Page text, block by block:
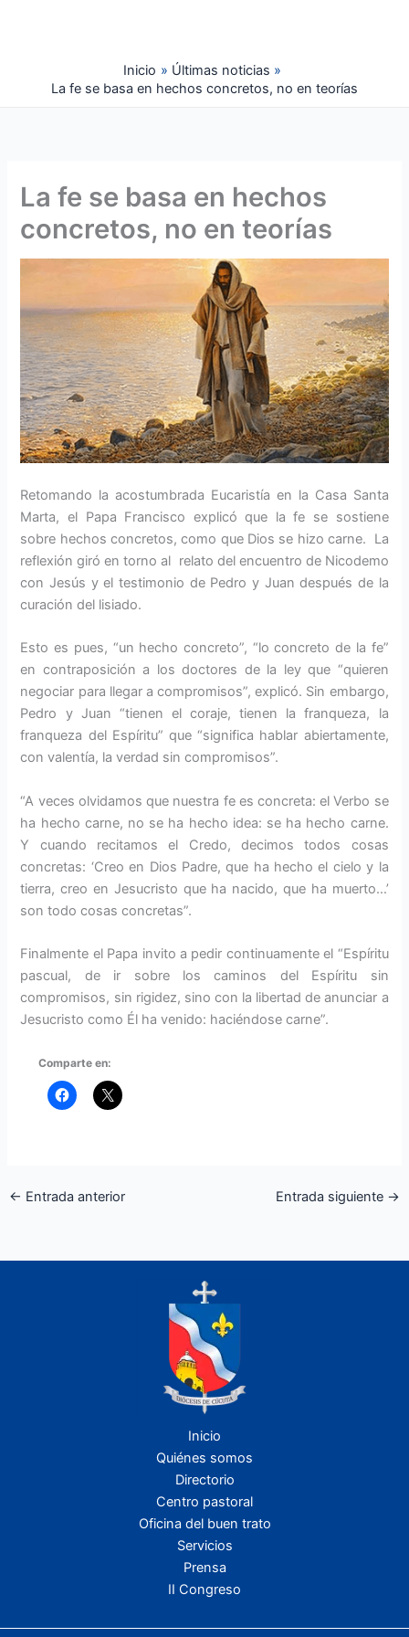
Inicio
Últimas noticias
La fe se basa en hechos concretos, no en teorías
La fe se basa en hechos
concretos, no en teorías
Retomando la acostumbrada Eucaristía en la Casa Santa
Marta, el Papa Francisco explicó que la fe se sostiene
sobre hechos concretos, como que Dios se hizo carne. La
reflexión giró en torno al relato del encuentro de Nicodemo
con Jesús y el testimonio de Pedro y Juan después de la
curación del lisiado.
Esto es pues, “un hecho concreto”, “lo concreto de la fe”
en contraposición a los doctores de la ley que “quieren
negociar para llegar a compromisos”, explicó. Sin embargo,
Pedro y Juan “tienen el coraje, tienen la franqueza, la
franqueza del Espíritu” que “significa hablar abiertamente,
con valentía, la verdad sin compromisos”.
“A veces olvidamos que nuestra fe es concreta: el Verbo se
ha hecho carne, no se ha hecho idea: se ha hecho carne.
Y cuando recitamos el Credo, decimos todos cosas
concretas: ‘Creo en Dios Padre, que ha hecho el cielo y la
tierra, creo en Jesucristo que ha nacido, que ha muerto…’
son todo cosas concretas”.
Finalmente el Papa invito a pedir continuamente el “Espíritu
pascual, de ir sobre los caminos del Espíritu sin
compromisos, sin rigidez, sino con la libertad de anunciar a
Jesucristo como Él ha venido: haciéndose carne”.
Comparte en:
← Entrada anterior Entrada siguiente →
Inicio
Quiénes somos
Directorio
Centro pastoral
Oficina del buen trato
Servicios
Prensa
II Congreso